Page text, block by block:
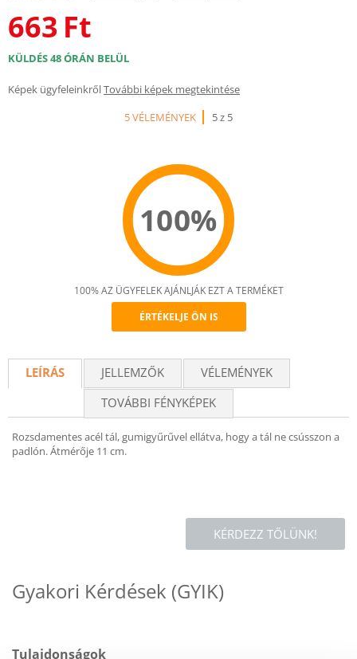
663 Ft
KÜLDÉS 48 ÓRÁN BELÜL
Képek ügyfeleinkrőlTovábbi képek megtekintése
5 VÉLEMÉNYEK
5 z 5
100%
Recommend
100% AZ ÜGYFELEK AJÁNLJÁK EZT A TERMÉKET
ÉRTÉKELJE ÖN IS
LEÍRÁS JELLEMZŐK
VÉLEMÉNYEK
TOVÁBBI FÉNYKÉPEK
Rozsdamentes acél tál, gumigyűrűvel ellátva, hogy a tál ne csússzon a
padlón. Átmérője 11 cm.
KÉRDEZZ TŐLÜNK!
Gyakori Kérdések (GYIK)
Tulajdonságok